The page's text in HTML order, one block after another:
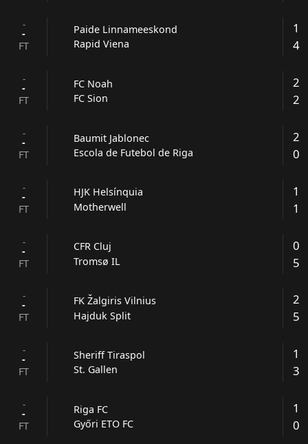
-
-
FT
Paide Linnameeskond
Rapid Viena
1
4
-
-
FT
FC Noah
FC Sion
2
2
-
-
FT
Baumit Jablonec
Escola de Futebol de Riga
2
0
-
-
FT
HJK Helsínquia
Motherwell
1
1
-
-
FT
CFR Cluj
Tromsø IL
0
5
-
-
FT
FK Žalgiris Vilnius
Hajduk Split
2
5
-
-
FT
Sheriff Tiraspol
St. Gallen
1
3
-
-
FT
Riga FC
Győri ETO FC
1
0